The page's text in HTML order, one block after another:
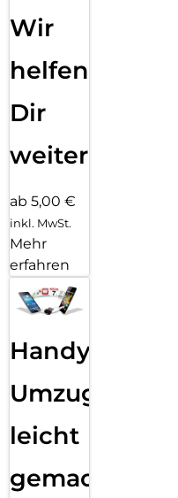
Wir
helfen
Dir
weiter
ab 5,00 €
inkl. MwSt.
Mehr
erfahren
Handy
Umzug
leicht
gemacht!